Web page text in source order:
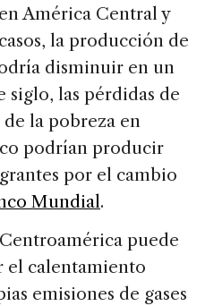
América Central y
la producción de
disminuir en un
siglo, las pérdidas de
de la pobreza en
podrían producir
por el cambio
Mundial.
puede
el calentamiento
emisiones de gases